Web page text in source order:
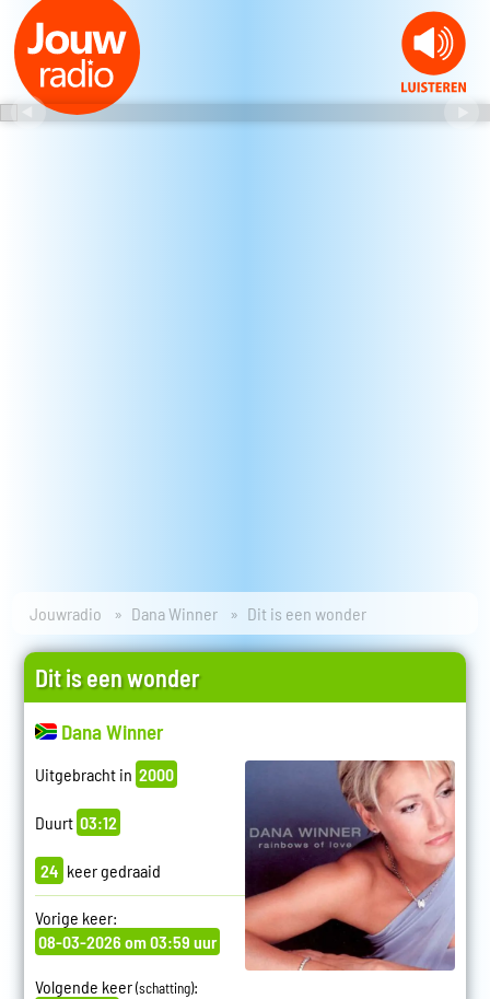
Jouwradio Dana Winner Dit is een wonder
Dit is een wonder
Dana Winner
Uitgebracht in 2000
Duurt 03:12
24 keer gedraaid
Vorige keer:
08-03-2026 om 03:59 uur
Volgende keer(schatting):